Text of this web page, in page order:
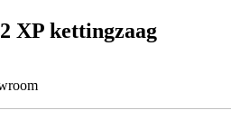
XP kettingzaag